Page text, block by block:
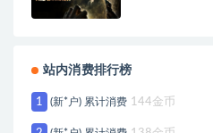
站内消费排行榜
1 (新*户) 累计消费 144金币